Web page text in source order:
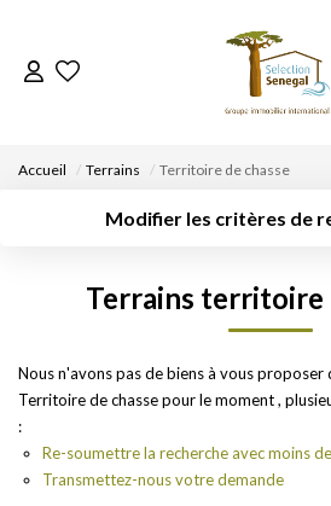
ACCUEIL
DÉPOSEZ VOTRE
NOUS
CONTACT
Accueil Terrains Territoire de chasse
Modifier les critères de
transaction
Créer une
alerte
Terrains territoire
Nous n'avons pas de biens à vous proposer
Territoire de chasse pour le moment ,
:
Re-soumettre la recherche avec moins
Transmettez-nous votre demande